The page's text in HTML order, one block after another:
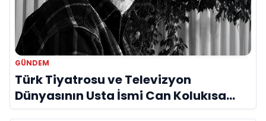
GÜNDEM
Türk Tiyatrosu ve Televizyon
Dünyasının Usta İsmi Can Kolukısa
Hayatını Kaybetti